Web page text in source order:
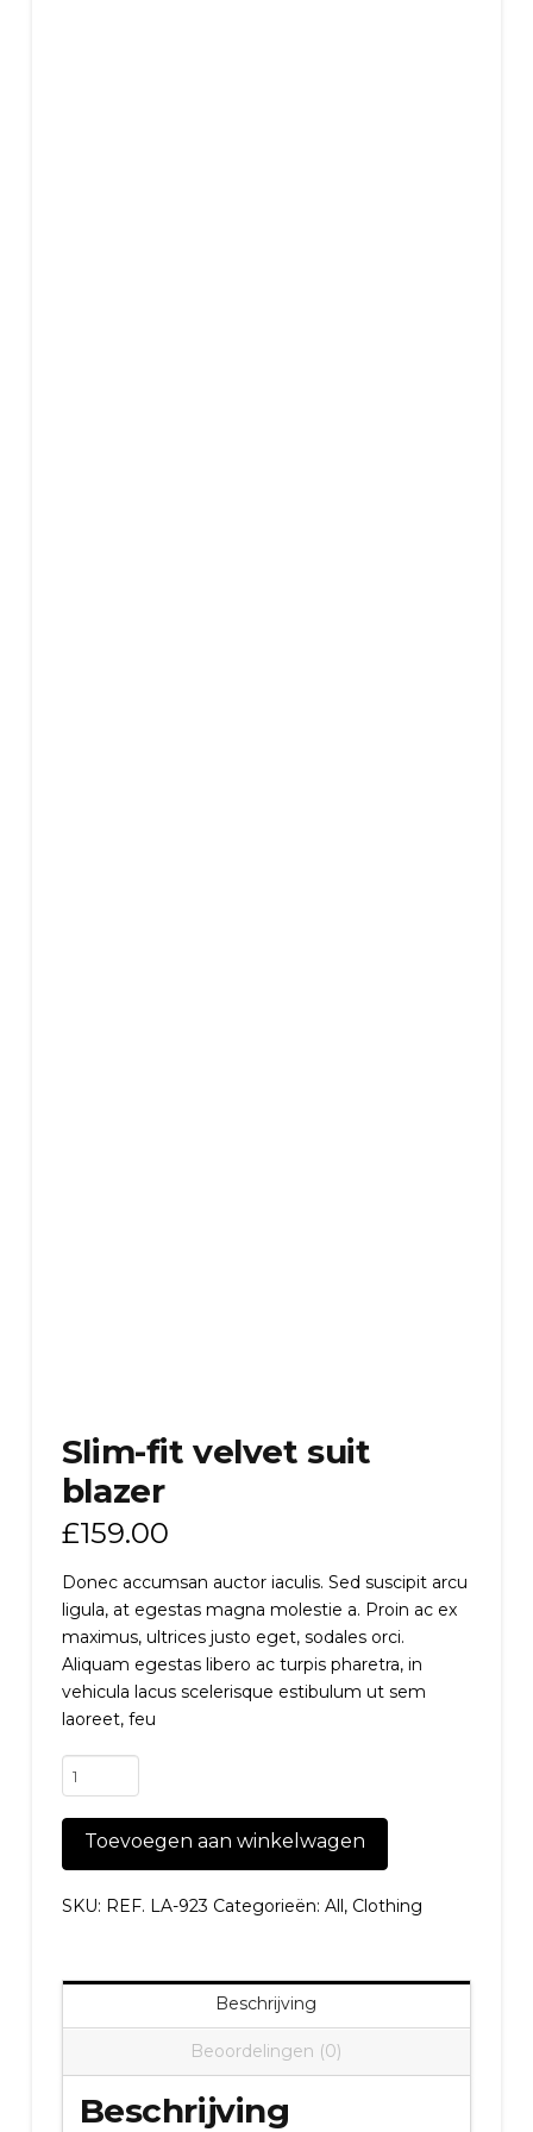
Slim-fit velvet suit
blazer
£159.00
Donec accumsan auctor iaculis. Sed suscipit arcu
ligula, at egestas magna molestie a. Proin ac ex
maximus, ultrices justo eget, sodales orci.
Aliquam egestas libero ac turpis pharetra, in
vehicula lacus scelerisque estibulum ut sem
laoreet, feu
Slim-
fit
velvet
suit
blazer
aantal
Toevoegen aan winkelwagen
SKU: REF. LA-923 Categorieën: All, Clothing
Beschrijving
Beoordelingen (0)
Beschrijving